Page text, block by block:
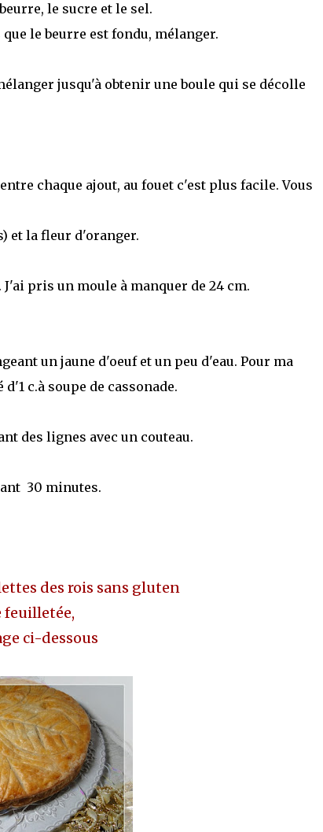
le sucre et le sel.
le beurre est fondu, mélanger.
jusqu'à obtenir une boule qui se décolle
chaque ajout, au fouet c'est plus facile. Vous
et la fleur d'oranger.
pris un moule à manquer de 24 cm.
un jaune d'oeuf et un peu d'eau. Pour ma
c.à soupe de cassonade.
des lignes avec un couteau.
30 minutes.
des rois sans gluten
feuilletée,
ci-dessous